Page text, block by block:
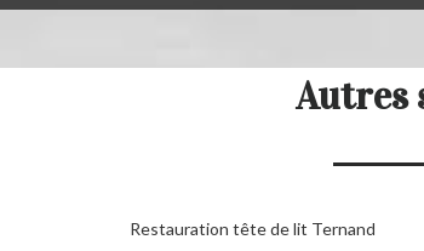
Autres
Restauration tête de lit Ternand